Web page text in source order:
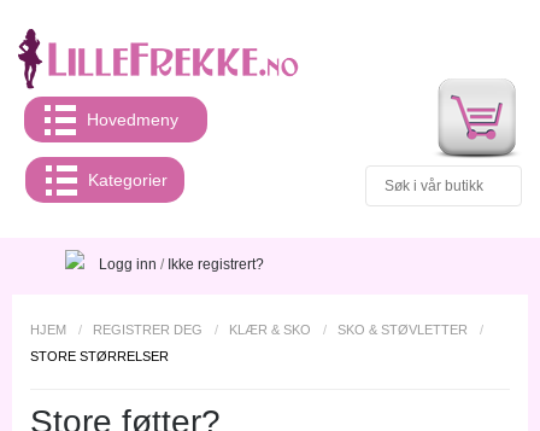
Hovedmeny
Kategorier
Logg inn / Ikke registrert?
HJEM / REGISTRER DEG / KLÆR & SKO / SKO & STØVLETTER
/
STORE STØRRELSER
Store føtter?